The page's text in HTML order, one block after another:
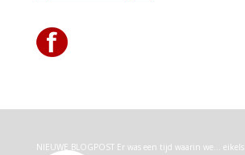
NIEUWE BLOGPOST Er was een tijd waarin we… eikels